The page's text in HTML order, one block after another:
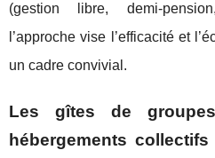
(gestion libre, demi-
l’approche vise l’efficacité et
un cadre convivial.
Les gîtes de
hébergements